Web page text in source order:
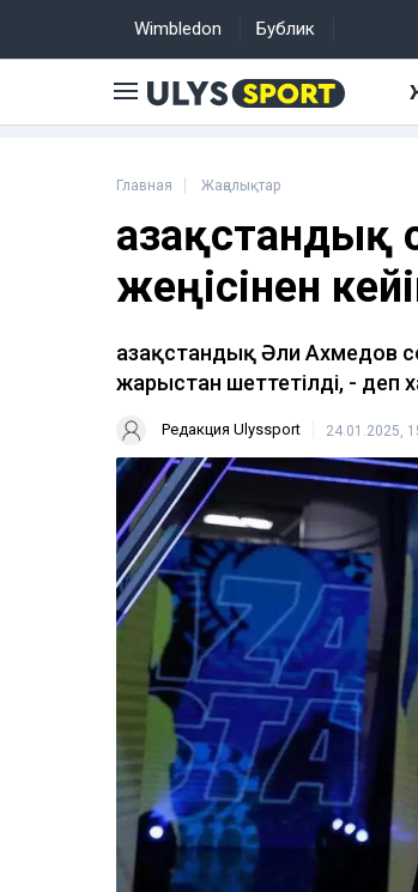
Wimbledon Бублик
Главная Жаңалықтар
Қазақстандық
жеңісінен
Қазақстандық Әли Ахмедов
жарыстан шеттетілді, - деп
Редакция Ulyssport 24.01.2025,